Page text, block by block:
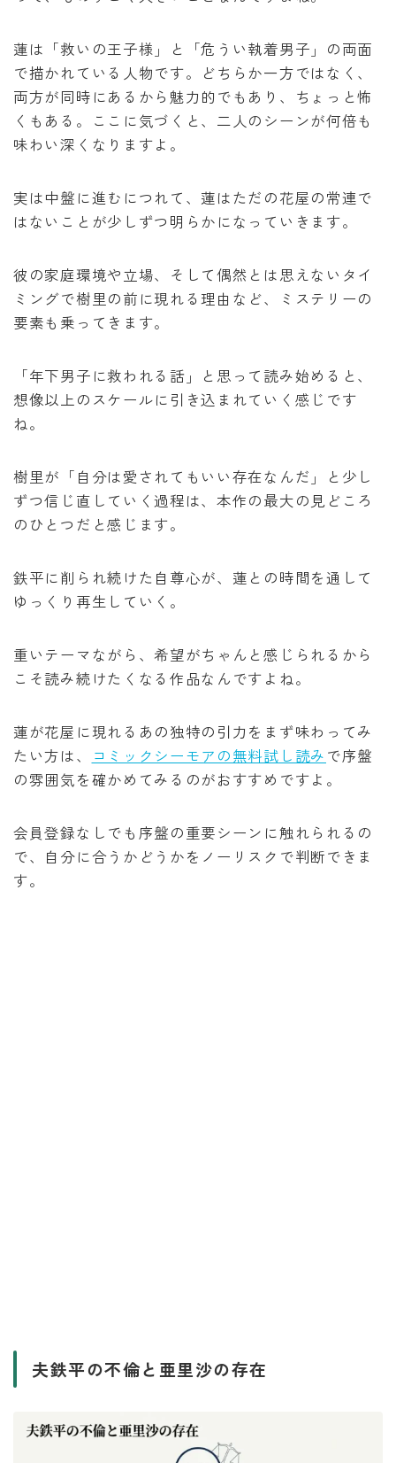
蓮は「救いの王子様」と「危うい執着男子」の両面
で描かれている人物です。どちらか一方ではなく、
両方が同時にあるから魅力的でもあり、ちょっと怖
くもある。ここに気づくと、二人のシーンが何倍も
味わい深くなりますよ。
実は中盤に進むにつれて、蓮はただの花屋の常連で
はないことが少しずつ明らかになっていきます。
彼の家庭環境や立場、そして偶然とは思えないタイ
ミングで樹里の前に現れる理由など、ミステリーの
要素も乗ってきます。
「年下男子に救われる話」と思って読み始めると、
想像以上のスケールに引き込まれていく感じです
ね。
樹里が「自分は愛されてもいい存在なんだ」と少し
ずつ信じ直していく過程は、本作の最大の見どころ
のひとつだと感じます。
鉄平に削られ続けた自尊心が、蓮との時間を通して
ゆっくり再生していく。
重いテーマながら、希望がちゃんと感じられるから
こそ読み続けたくなる作品なんですよね。
蓮が花屋に現れるあの独特の引力をまず味わってみ
たい方は、
コミックシーモアの無料試し読み で序盤
の雰囲気を確かめてみるのがおすすめですよ。
会員登録なしでも序盤の重要シーンに触れられるの
で、自分に合うかどうかをノーリスクで判断できま
す。
夫鉄平の不倫と亜里沙の存在